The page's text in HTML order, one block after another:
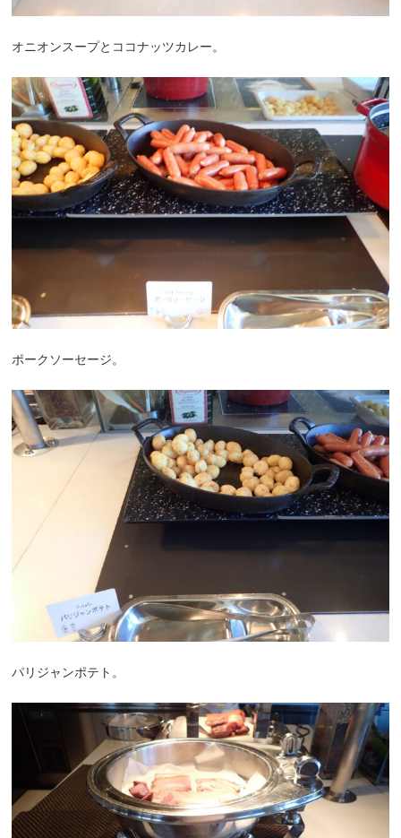
オニオンスープとココナッツカレー。
ポークソーセージ。
パリジャンポテト。